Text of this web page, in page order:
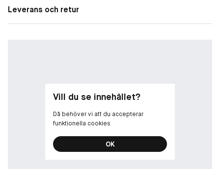
Leverans och retur
Vill du se innehållet?
Då behöver vi att du accepterar
funktionella cookies
OK